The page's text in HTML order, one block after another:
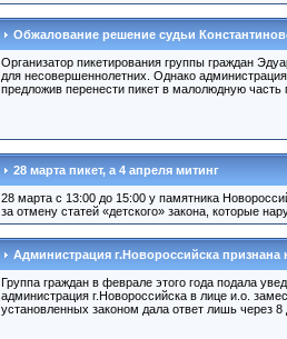
Обжалование решение судьи
Организатор пикетирования группы граждан
для несовершеннолетних. Однако
предложив перенести пикет в малолюдную часть
28 марта пикет, а 4 апреля митинг
28 марта с 13:00 до 15:00 у памятника
за отмену статей «детского» закона, которые
Администрация г.Новороссийска признана
Группа граждан в феврале этого года подала
администрация г.Новороссийска в лице и.о.
установленных законом дала ответ лишь через 8